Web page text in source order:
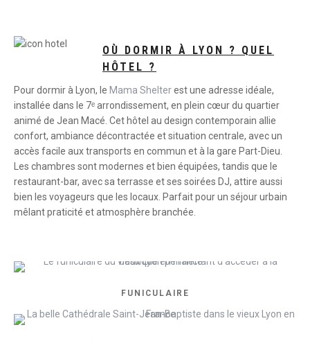
OÙ DORMIR À LYON ? QUEL
HÔTEL ?
Pour dormir à Lyon, le Mama Shelterest une adresse idéale,
installée dans le 7ᵉ arrondissement, en plein cœur du quartier
animé de Jean Macé. Cet hôtel au design contemporain allie
confort, ambiance décontractée et situation centrale, avec un
accès facile aux transports en commun et à la gare Part-Dieu.
Les chambres sont modernes et bien équipées, tandis que le
restaurant-bar, avec sa terrasse et ses soirées DJ, attire aussi
bien les voyageurs que les locaux. Parfait pour un séjour urbain
mêlant praticité et atmosphère branchée.
FUNICULAIRE